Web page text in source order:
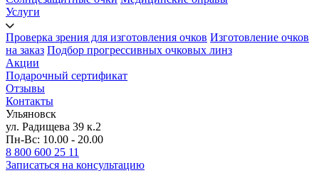
Услуги
Проверка зрения для изготовления очков Изготовление очков
на заказ Подбор прогрессивных очковых линз
Акции
Подарочный сертификат
Отзывы
Контакты
Ульяновск
ул. Радищева 39 к.2
Пн-Вс: 10.00 - 20.00
8 800 600 25 11
Записаться на консультацию